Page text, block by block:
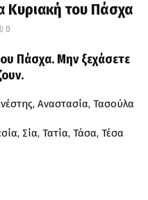
Κυριακή του Πάσχα
0
Πάσχα. Μην ξεχάσετε
Αναστασία, Τασούλα
Σία, Τατία, Τάσα, Τέσα